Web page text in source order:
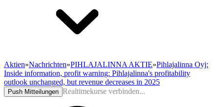
Aktien»Nachrichten»PIHLAJALINNA AKTIE»Pihlajalinna Oyj:
Inside information, profit warning: Pihlajalinna's profitability
outlook unchanged, but revenue decreases in 2025
Push Mitteilungen Realtimekurse verbinden...